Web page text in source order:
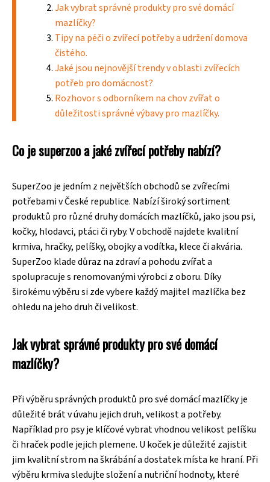
Jak vybrat správné produkty pro své domácí
mazlíčky?
Tipy na péči o zvířecí potřeby a udržení domova
čistého.
Jaké jsou nejnovější trendy v oblasti zvířecích
potřeb pro domácnost?
Rozhovor s odborníkem na chov zvířat o
důležitosti správné výbavy pro mazlíčky.
Co je superzoo a jaké zvířecí potřeby nabízí?
SuperZoo je jedním z největších obchodů se zvířecími
potřebami v České republice. Nabízí široký sortiment
produktů pro různé druhy domácích mazlíčků, jako jsou psi,
kočky, hlodavci, ptáci či ryby. V obchodě najdete kvalitní
krmiva, hračky, pelíšky, obojky a vodítka, klece či akvária.
SuperZoo klade důraz na zdraví a pohodu zvířat a
spolupracuje s renomovanými výrobci z oboru. Díky
širokému výběru si zde vybere každý majitel mazlíčka bez
ohledu na jeho druh či velikost.
Jak vybrat správné produkty pro své domácí
mazlíčky?
Při výběru správných produktů pro své domácí mazlíčky je
důležité brát v úvahu jejich druh, velikost a potřeby.
Například pro psy je klíčové vybrat vhodnou velikost pelíšku
či hraček podle jejich plemene. U koček je důležité zajistit
jim kvalitní strom na škrábání a dostatek místa ke hraní. Při
výběru krmiva sledujte složení a nutriční hodnoty, které